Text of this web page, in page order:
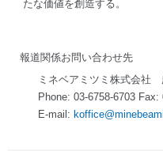
たな価値を創造する。
報道関係お問い合わせ先
ミネベアミツミ株式会社
Phone: 03-6758-6703 Fax:
E-mail: